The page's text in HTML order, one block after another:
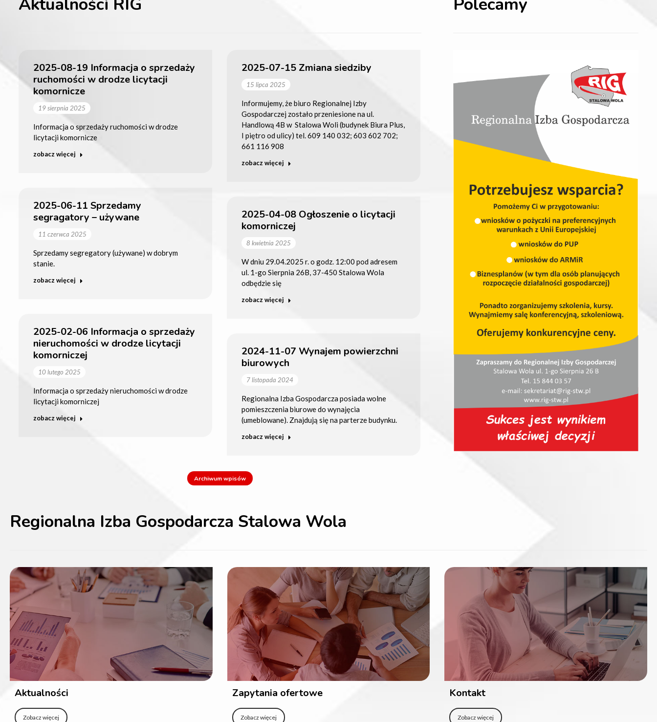
2025-08-19 Informacja o sprzedaży
ruchomości w drodze licytacji
komornicze
19 sierpnia 2025
Informacja o sprzedaży ruchomości w drodze
licytacji komornicze
zobacz więcej
2025-07-15 Zmiana siedziby
15 lipca 2025
Informujemy, że biuro Regionalnej Izby
Gospodarczej zostało przeniesione na ul.
Handlową 4B w Stalowa Woli (budynek Biura Plus,
I piętro od ulicy) tel. 609 140 032; 603 602 702;
661 116 908
zobacz więcej
2025-06-11 Sprzedamy
segragatory – używane
11 czerwca 2025
Sprzedamy segregatory (używane) w dobrym
stanie.
zobacz więcej
2025-04-08 Ogłoszenie o licytacji
komorniczej
8 kwietnia 2025
W dniu 29.04.2025 r. o godz. 12:00 pod adresem
ul. 1-go Sierpnia 26B, 37-450 Stalowa Wola
odbędzie się
zobacz więcej
2025-02-06 Informacja o sprzedaży
nieruchomości w drodze licytacji
komorniczej
10 lutego 2025
Informacja o sprzedaży nieruchomości w drodze
licytacji komorniczej
zobacz więcej
2024-11-07 Wynajem powierzchni
biurowych
7 listopada 2024
Regionalna Izba Gospodarcza posiada wolne
pomieszczenia biurowe do wynajęcia
(umeblowane). Znajdują się na parterze budynku.
zobacz więcej
Archiwum wpisów
Regionalna Izba Gospodarcza Stalowa Wola
Aktualności
Zobacz więcej
Zapytania ofertowe
Zobacz więcej
Kontakt
Zobacz więcej